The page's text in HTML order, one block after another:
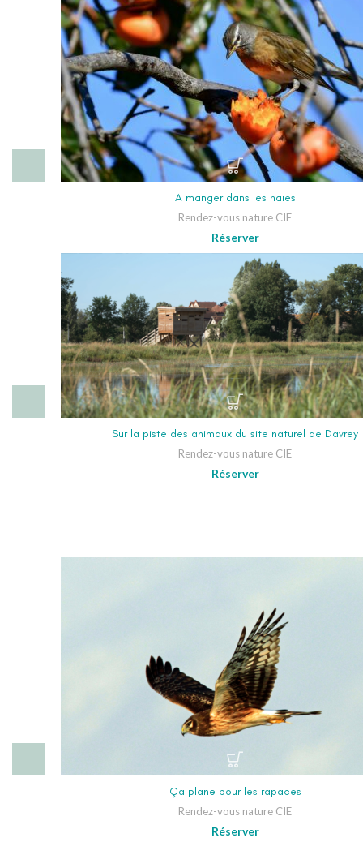
A manger dans les haies
Rendez-vous nature CIE
Réserver
Sur la piste des animaux du site naturel de Davrey
Rendez-vous nature CIE
Réserver
Ça plane pour les rapaces
Rendez-vous nature CIE
Réserver